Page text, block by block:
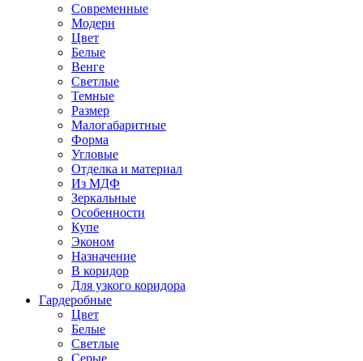
Современные
Модерн
Цвет
Белые
Венге
Светлые
Темные
Размер
Малогабаритные
Форма
Угловые
Отделка и материал
Из МДФ
Зеркальные
Особенности
Купе
Эконом
Назначение
В коридор
Для узкого коридора
Гардеробные
Цвет
Белые
Светлые
Серые